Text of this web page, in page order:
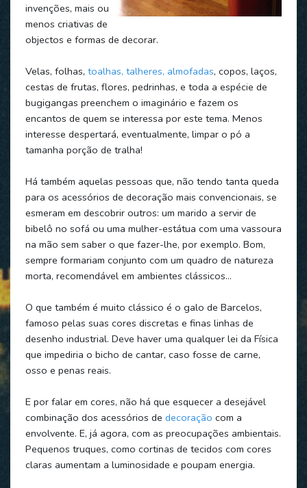
invenções, mais ou
menos criativas de
objectos e formas de decorar.
Velas, folhas, toalhas, talheres, almofadas, copos, laços,
cestas de frutas, flores, pedrinhas, e toda a espécie de
bugigangas preenchem o imaginário e fazem os
encantos de quem se interessa por este tema. Menos
interesse despertará, eventualmente, limpar o pó a
tamanha porção de tralha!
Há também aquelas pessoas que, não tendo tanta queda
para os acessórios de decoração mais convencionais, se
esmeram em descobrir outros: um marido a servir de
bibelô no sofá ou uma mulher-estátua com uma vassoura
na mão sem saber o que fazer-lhe, por exemplo. Bom,
sempre formariam conjunto com um quadro de natureza
morta, recomendável em ambientes clássicos…
O que também é muito clássico é o galo de Barcelos,
famoso pelas suas cores discretas e finas linhas de
desenho industrial. Deve haver uma qualquer lei da Física
que impediria o bicho de cantar, caso fosse de carne,
osso e penas reais.
E por falar em cores, não há que esquecer a desejável
combinação dos acessórios de decoração com a
envolvente. E, já agora, com as preocupações ambientais.
Pequenos truques, como cortinas de tecidos com cores
claras aumentam a luminosidade e poupam energia.